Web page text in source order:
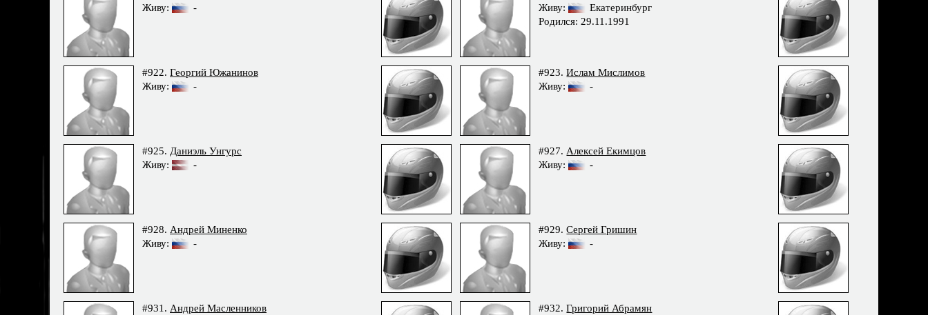
Живу:
-
Живу:
Екатеринбург
Родился: 29.11.1991
#922. Георгий Южанинов
Живу:
-
#923.Ислам Мислимов
Живу:
-
#925. Даниэль Унгурс
Живу:
-
#927. Алексей Екимцов
Живу:
-
#928. Андрей Миненко
Живу:
-
#929.Сергей Гришин
Живу:
-
#931. Андрей Масленников
#932.Григорий Абрамян